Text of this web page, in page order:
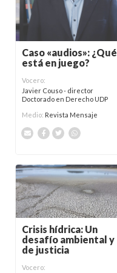
Caso «audios»: ¿Qué
está en juego?
Vocero:
Javier Couso - director
Doctorado en Derecho UDP
Medio: Revista Mensaje
Crisis hídrica: Un
desafío ambiental y
de justicia
Vocero: